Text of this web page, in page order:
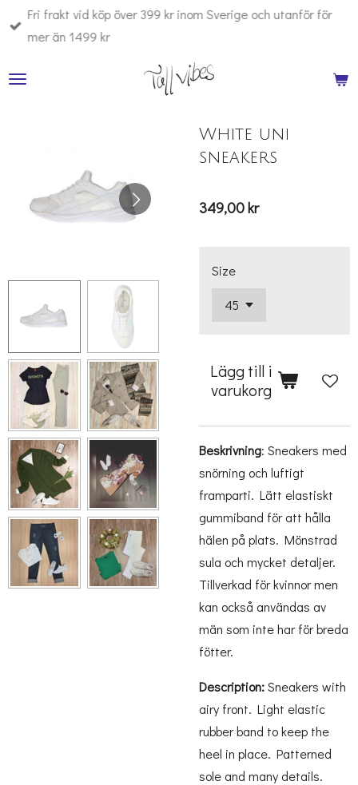
Hoppa
Fri frakt vid köp över 399 kr inom Sverige och utanför för
mer än 1499 kr
White uni
sneakers
349,00 kr
Size
Lägg till i
varukorg
Beskrivning: Sneakers med
snörning och luftigt
framparti. Lätt elastiskt
gummiband för att hålla
hälen på plats. Mönstrad
sula och mycket detaljer.
Tillverkad för kvinnor men
kan också användas av
män som inte har för breda
fötter.
Description:Sneakers with
airy front. Light elastic
rubber band to keep the
heel in place. Patterned
sole and many details.